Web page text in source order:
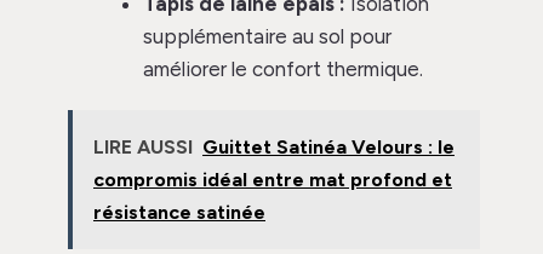
supplémentaire au sol pour
améliorer le confort thermique.
LIRE AUSSI Guittet Satinéa Velours : le
compromis idéal entre mat profond et
résistance satinée